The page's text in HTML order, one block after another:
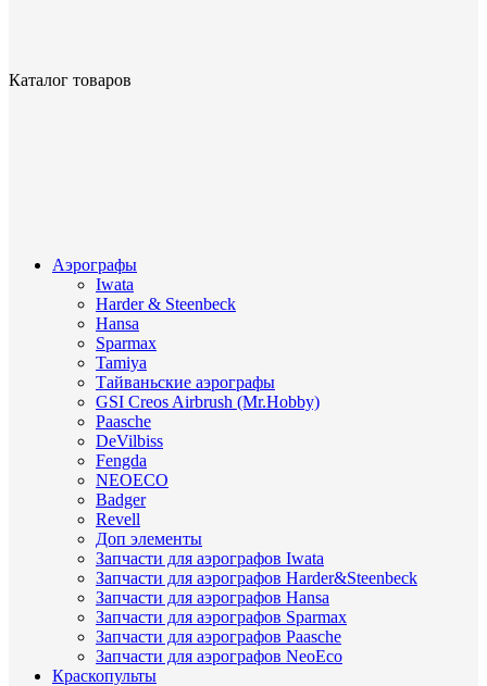
Каталог товаров
Аэрографы
Iwata
Harder & Steenbeck
Hansa
Sparmax
Tamiya
Тайваньские аэрографы
GSI Creos Airbrush (Mr.Hobby)
Paasche
DeVilbiss
Fengda
NEOECO
Badger
Revell
Доп элементы
Запчасти для аэрографов Iwata
Запчасти для аэрографов Harder&Steenbeck
Запчасти для аэрографов Hansa
Запчасти для аэрографов Sparmax
Запчасти для аэрографов Paasche
Запчасти для аэрографов NeoEco
Краскопульты